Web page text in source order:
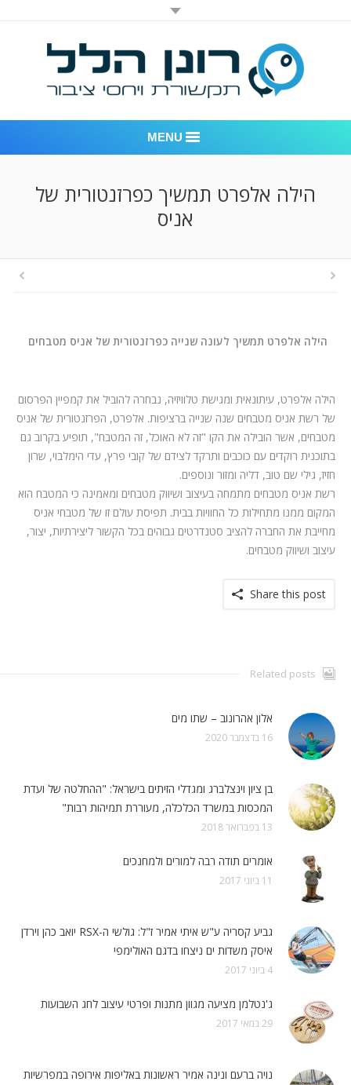
MENU
אודות החברה
המלצות
צור קשר
הילה אלפרט תמשיך כפרזנטורית של
אניס
הילה אלפרט תמשיך לעונה שנייה כפרזנטורית של אניס מטבחים
הילה אלפרט, עיתונאית ומגישת טלוויזיה, נבחרה להוביל את קמפיין הפרסום
של רשת אניס מטבחים שנה שנייה ברציפות. אלפרט, הפרזנטורית של אניס
מטבחים, אשר הובילה את הקו "זה לא האוכל, זה המטבח", תופיע בקרוב גם
בתוכנית רוקדים עם כוכבים ותרקד לצידם של קובי פרץ, עדי הימלבוי, שרון
חזיז, גילי שם טוב, דליה ומזור ונוספים.
רשת אניס מטבחים מתמחה בעיצוב ושיווק מטבחים ומאמינה כי המטבח הוא
המקום ממנו מתחילות כל החוויות בבית. תפיסת עולם זו של מטבחי אניס
מחייבת את החברה להציב סטנדרטים גבוהים בכל הקשור ליצירתיות, יצור,
עיצוב ושיווק מטבחים.
Share this post
Related posts
אלון אהרונוב – שתו מים
16 בדצמבר 2020
בן ציון וינצלברג ומגדלי הזיתים בישראל: "ההחלטה של ועדת
המכסות במשרד הכלכלה, מעוררת תמיהות רבות"
13 בפברואר 2018
אומרים תודה רבה למורים ולמחנכים
11 ביוני 2017
גביע קסריה ע"ש איתי אמיר ז"ל: גולשי ה-RSX יואב כהן וירדן
איסק משדות ים ניצחו בדגם האולימפי
4 ביוני 2017
ג'נטלמן מציעה מגוון מתנות ופרטי עיצוב לחג השבועות
29 במאי 2017
נויה ברעם ונינה אמיר ראשונות באליפות אירופה במפרשיות